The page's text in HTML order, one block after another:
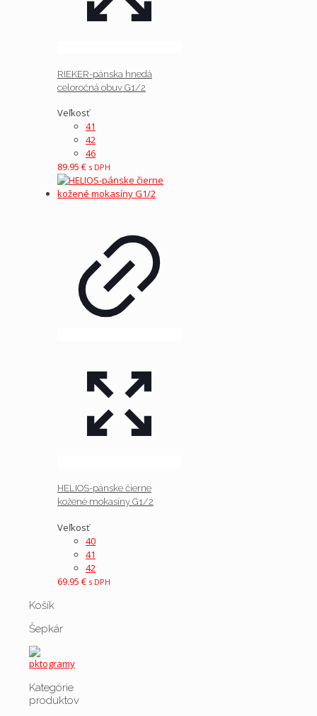
RIEKER-pánska hnedá
celoročná obuv G1/2
Veľkosť
41
42
46
89.95 € s DPH
HELIOS-pánske čierne
kožené mokasíny G1/2
Veľkosť
40
41
42
69.95 € s DPH
Košík
Šepkár
Kategórie
produktov